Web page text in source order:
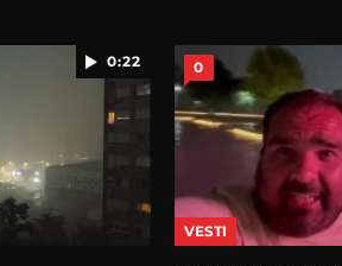
0:22 0
VESTI